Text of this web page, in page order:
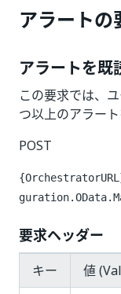
アラートの
アラートを既
この要求では、
つ以上のアラー
POST
要求ヘッダー
キー
値